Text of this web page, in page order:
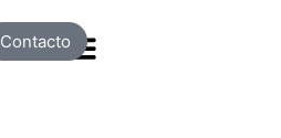
Contacto